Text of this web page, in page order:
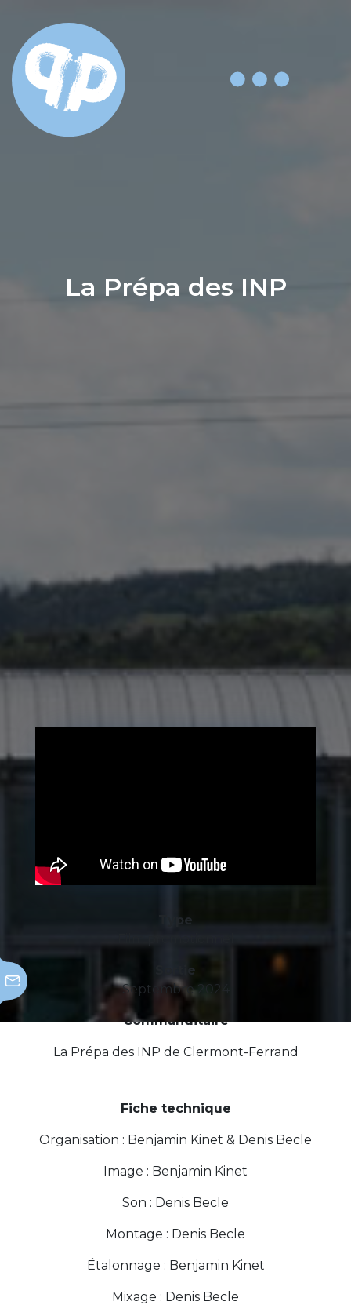
La Prépa des INP
Type
Sortie
Septembre 2024
Commanditaire
La Prépa des INP de Clermont-Ferrand
Fiche technique
Organisation : Benjamin Kinet & Denis Becle
Image : Benjamin Kinet
Son : Denis Becle
Montage : Denis Becle
Étalonnage : Benjamin Kinet
Mixage : Denis Becle